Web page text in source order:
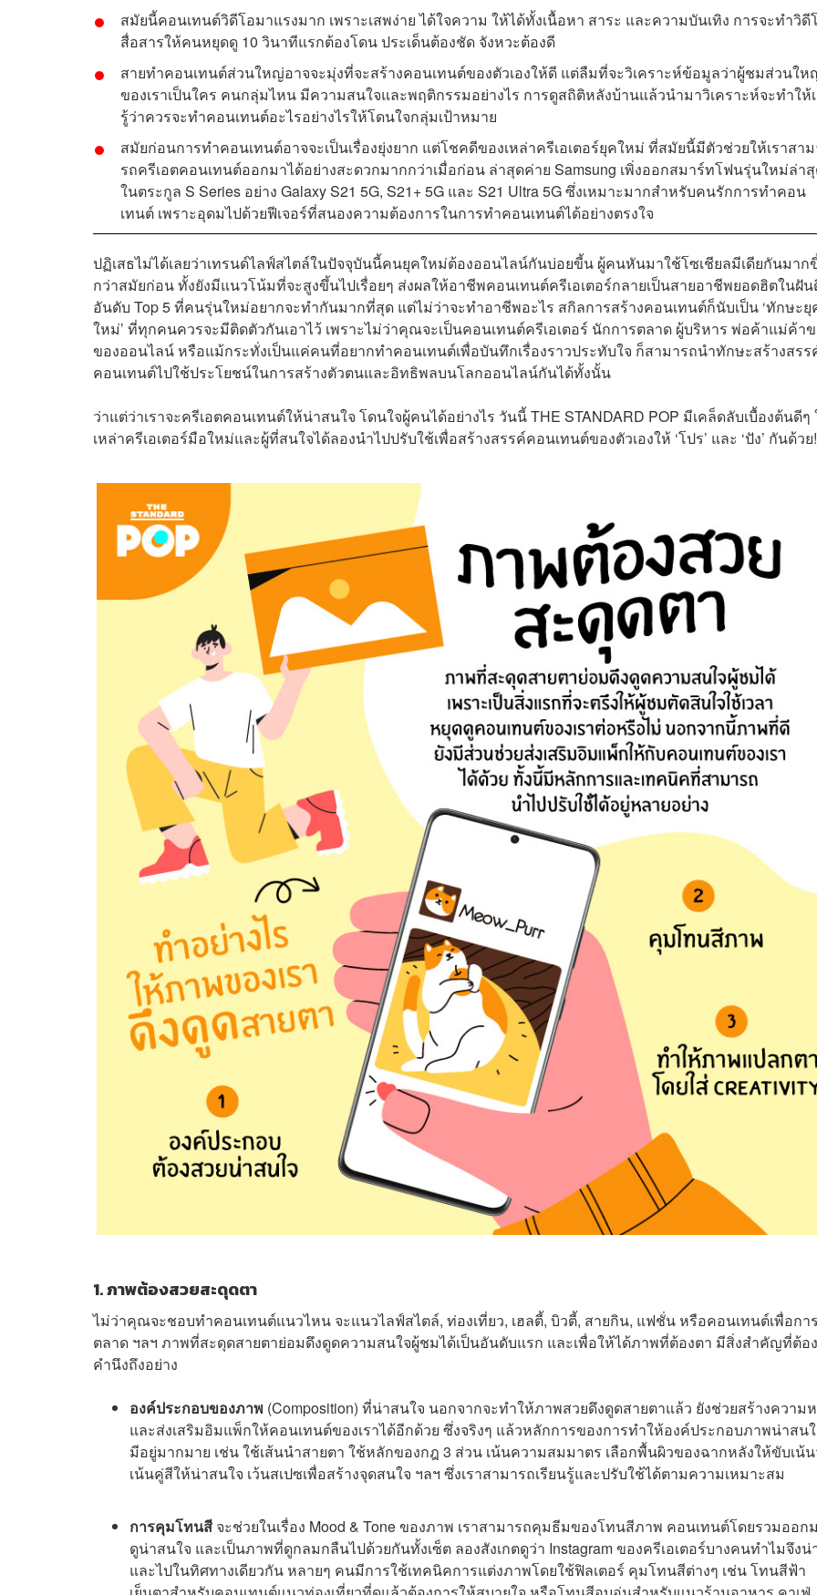
สมัยนี้คอนเทนต์วิดีโอมาแรงมาก เพราะเสพง่าย ได้ใจความ ให้ได้ทั้งเนื้อหา สาระ และความบันเทิง การจะทำวิดี
สื่อสารให้คนหยุดดู 10 วินาทีแรกต้องโดน ประเด็นต้องชัด จังหวะต้องดี
สายทำคอนเทนต์ส่วนใหญ่อาจจะมุ่งที่จะสร้างคอนเทนต์ของตัวเองให้ดี แต่ลืมที่จะวิเคราะห์ข้อมูลว่าผู้ชมส่วนใ
ของเราเป็นใคร คนกลุ่มไหน มีความสนใจและพฤติกรรมอย่างไร การดูสถิติหลังบ้านแล้วนำมาวิเคราะห์จะทำให้
รู้ว่าควรจะทำคอนเทนต์อะไรอย่างไรให้โดนใจกลุ่มเป้าหมาย
สมัยก่อนการทำคอนเทนต์อาจจะเป็นเรื่องยุ่งยาก แต่โชคดีของเหล่าครีเอเตอร์ยุคใหม่ ที่สมัยนี้มีตัวช่วยให้เราสา
รถครีเอตคอนเทนต์ออกมาได้อย่างสะดวกมากกว่าเมื่อก่อน ล่าสุดค่าย Samsung เพิ่งออกสมาร์ทโฟนรุ่นใหม่ล่า
ในตระกูล S Series อย่าง Galaxy S21 5G, S21+ 5G และ S21 Ultra 5G ซึ่งเหมาะมากสำหรับคนรักการทำคอน
เทนต์ เพราะอุดมไปด้วยฟีเจอร์ที่สนองความต้องการในการทำคอนเทนต์ได้อย่างตรงใจ
ปฏิเสธไม่ได้เลยว่าเทรนด์ไลฟ์สไตล์ในปัจจุบันนี้คนยุคใหม่ต้องออนไลน์กันบ่อยขี้น ผู้คนหันมาใช้โซเชียลมีเดียกันมาก
กว่าสมัยก่อน ทั้งยังมีแนวโน้มที่จะสูงขึ้นไปเรื่อยๆ ส่งผลให้อาชีพคอนเทนต์ครีเอเตอร์กลายเป็นสายอาชีพยอดฮิตในฝั
อันดับ Top 5 ที่คนรุ่นใหม่อยากจะทำกันมากที่สุด แต่ไม่ว่าจะทำอาชีพอะไร สกิลการสร้างคอนเทนต์ก็นับเป็น ‘ทักษะยุ
ใหม่’ ที่ทุกคนควรจะมีติดตัวกันเอาไว้ เพราะไม่ว่าคุณจะเป็นคอนเทนต์ครีเอเตอร์ นักการตลาด ผู้บริหาร พ่อค้าแม่ค้า
ของออนไลน์ หรือแม้กระทั่งเป็นแค่คนที่อยากทำคอนเทนต์เพื่อบันทึกเรื่องราวประทับใจ ก็สามารถนำทักษะสร้างสรร
คอนเทนต์ไปใช้ประโยชน์ในการสร้างตัวตนและอิทธิพลบนโลกออนไลน์กันได้ทั้งนั้น
ว่าแต่ว่าเราจะครีเอตคอนเทนต์ให้น่าสนใจ โดนใจผู้คนได้อย่างไร วันนี้ THE STANDARD POP มีเคล็ดลับเบื้องต้นดีๆ
เหล่าครีเอเตอร์มือใหม่และผู้ที่สนใจได้ลองนำไปปรับใช้เพื่อสร้างสรรค์คอนเทนต์ของตัวเองให้ ‘โปร’ และ ‘ปัง’ กันด้วย!
1. ภาพต้องสวยสะดุดตา
ไม่ว่าคุณจะชอบทำคอนเทนต์แนวไหน จะแนวไลฟ์สไตล์, ท่องเที่ยว, เฮลตี้, บิวตี้, สายกิน, แฟชั่น หรือคอนเทนต์เพื่อกา
ตลาด ฯลฯ ภาพที่สะดุดสายตาย่อมดึงดูดความสนใจผู้ชมได้เป็นอันดับแรก และเพื่อให้ได้ภาพที่ต้องตา มีสิ่งสำคัญที่ต้อง
คำนึงถึงอย่าง
องค์ประกอบของภาพ (Composition) ที่น่าสนใจ นอกจากจะทำให้ภาพสวยดึงดูดสายตาแล้ว ยังช่วยสร้างความ
และส่งเสริมอิมแพ็กให้คอนเทนต์ของเราได้อีกด้วย ซึ่งจริงๆ แล้วหลักการของการทำให้องค์ประกอบภาพน่าสน
มีอยู่มากมาย เช่น ใช้เส้นนำสายตา ใช้หลักของกฎ 3 ส่วน เน้นความสมมาตร เลือกพื้นผิวของฉากหลังให้ขับเน้
เน้นคู่สีให้น่าสนใจ เว้นสเปซเพื่อสร้างจุดสนใจ ฯลฯ ซึ่งเราสามารถเรียนรู้และปรับใช้ได้ตามความเหมาะสม
การคุมโทนสี จะช่วยในเรื่อง Mood & Tone ของภาพ เราสามารถคุมธีมของโทนสีภาพ คอนเทนต์โดยรวมออก
ดูน่าสนใจ และเป็นภาพที่ดูกลมกลืนไปด้วยกันทั้งเซ็ต ลองสังเกตดูว่า Instagram ของครีเอเตอร์บางคนทำไมจึงน่
และไปในทิศทางเดียวกัน หลายๆ คนมีการใช้เทคนิคการแต่งภาพโดยใช้ฟิลเตอร์ คุมโทนสีต่างๆ เช่น โทนสีฟ้า